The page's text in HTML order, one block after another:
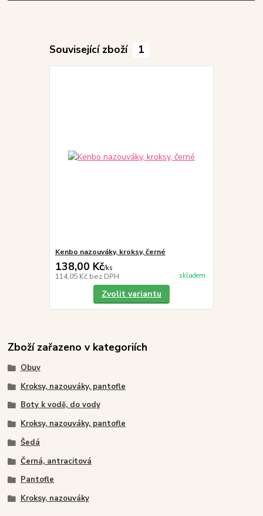
Související zboží 1
Kenbo nazouváky, kroksy, černé
138,00 Kč/ks
114,05 Kč bez DPH skladem
Zvolit variantu
Zboží zařazeno v kategoriích
Obuv
Kroksy, nazouváky, pantofle
Boty k vodě, do vody
Kroksy, nazouváky, pantofle
Šedá
Černá, antracitová
Pantofle
Kroksy, nazouváky